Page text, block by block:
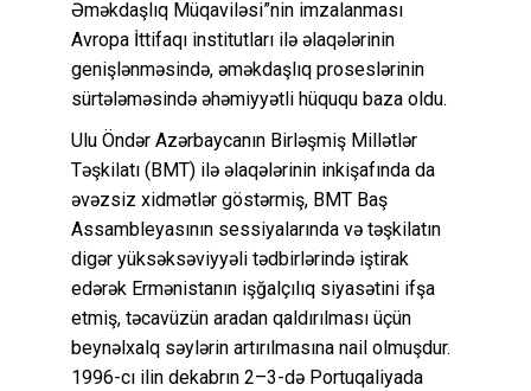
Əməkdaşlıq Müqaviləsi”nin imzalanması
Avropa İttifaqı institutları ilə əlaqələrinin
genişlənməsində, əməkdaşlıq proseslərinin
sürtələməsində əhəmiyyətli hüququ baza oldu.
Ulu Öndər Azərbaycanın Birləşmiş Millətlər
Təşkilatı (BMT) ilə əlaqələrinin inkişafında da
əvəzsiz xidmətlər göstərmiş, BMT Baş
Assambleyasının sessiyalarında və təşkilatın
digər yüksəksəviyyəli tədbirlərində iştirak
edərək Ermənistanın işğalçılıq siyasətini ifşa
etmiş, təcavüzün aradan qaldırılması üçün
beynəlxalq səylərin artırılmasına nail olmuşdur.
1996-cı ilin dekabrın 2–3-də Portuqaliyada